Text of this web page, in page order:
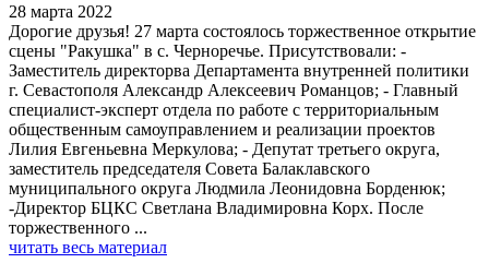
28 марта 2022
Дорогие друзья! 27 марта состоялось торжественное открытие
сцены "Ракушка" в с. Черноречье. Присутствовали: -
Заместитель директорва Департамента внутренней политики
г. Севастополя Александр Алексеевич Романцов; - Главный
специалист-эксперт отдела по работе с территориальным
общественным самоуправлением и реализации проектов
Лилия Евгеньевна Меркулова; - Депутат третьего округа,
заместитель председателя Совета Балаклавского
муниципального округа Людмила Леонидовна Борденюк;
-Директор БЦКС Светлана Владимировна Корх. После
торжественного ...
читать весь материал